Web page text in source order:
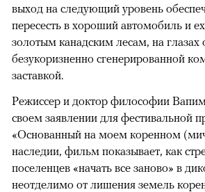
выход на следующий уровень
пересесть в хороший автомобиль и
золотым канадским лесам, на
безукоризненно сгенерированной
заставкой.
Режиссер и доктор философии
своем заявлении для фестивальной
«Основанный на моем коренном
наследии, фильм показывает, как
поселенцев «начать все заново» в
неотделимо от лишения земель